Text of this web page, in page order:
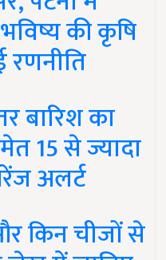
की कृषि
रणनीति
बारिश का
15 से ज्यादा
अलर्ट
किन चीजों से